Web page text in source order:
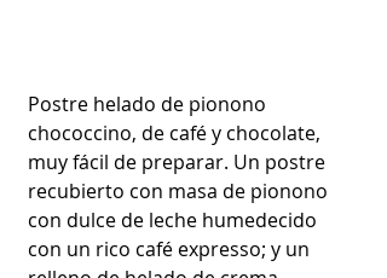
Postre helado de pionono
chococcino, de café y chocolate,
muy fácil de preparar. Un postre
recubierto con masa de pionono
con dulce de leche humedecido
con un rico café expresso; y un